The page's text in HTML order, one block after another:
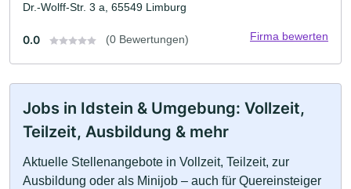
Dr.-Wolff-Str. 3 a, 65549 Limburg
0.0 (0 Bewertungen) Firma bewerten
Jobs in Idstein & Umgebung: Vollzeit,
Teilzeit, Ausbildung & mehr
Aktuelle Stellenangebote in Vollzeit, Teilzeit, zur
Ausbildung oder als Minijob – auch für Quereinsteiger